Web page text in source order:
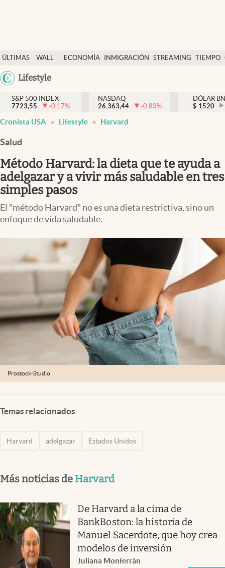
ÚLTIMAS
NOTICIAS
WALL
Y
DÓLAR
ECONOMÍA INMIGRACIÓN STREAMING TIEMPO
México
Lifestyle
Finanzas y economía
Wall Street y dólar
Inmigración
Espiritual
Streaming
PC y mobile
USA
S&P 500 INDEX
7723,55
-0.17%
NASDAQ
26.363,44
-0.83%
DÓLAR
$ 1520
Cronista USA Lifestyle Harvard
Salud
Método Harvard: la dieta que te ayuda a
adelgazar y a vivir más saludable en tres
simples pasos
El "método Harvard" no es una dieta restrictiva, sino un
enfoque de vida saludable.
Prostock-Studio
Temas relacionados
Harvard adelgazar Estados Unidos
Más noticias de Harvard
De Harvard a la cima de
BankBoston: la historia de
Manuel Sacerdote, que hoy crea
modelos de inversión
Juliana Monferrán